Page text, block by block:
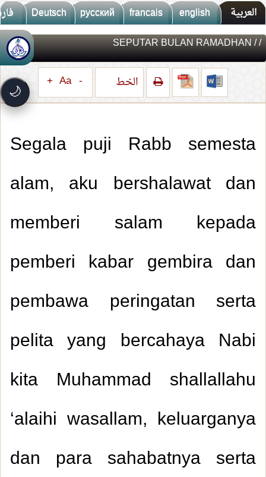
العربية english
francais
русский
Deutsch
🌙
🚀جديد الموقع!
⚡سرعة فائقة
🔔 إشعارات ذكية
تتابع كل جديد بخطوة واحدة
/
/ SEPUTAR BULAN RAMADHAN
الخط -
Aa
+
Segala puji Rabb semesta
alam, aku bershalawat dan
memberi salam kepada
pemberi kabar gembira dan
pembawa peringatan serta
pelita yang bercahaya Nabi
kita Muhammad shallallahu
‘alaihi wasallam, keluarganya
dan para sahabatnya serta